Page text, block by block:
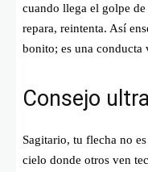
cuando llega el golpe
repara, reintenta. Así
bonito; es una conducta
Consejo
Sagitario, tu flecha no
cielo donde otros ven